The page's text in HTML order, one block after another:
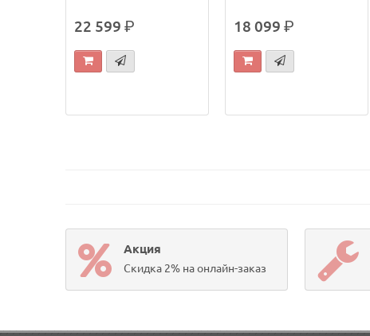
22 599р. 18 099р.
Акция
Скидка 2% на онлайн-заказ